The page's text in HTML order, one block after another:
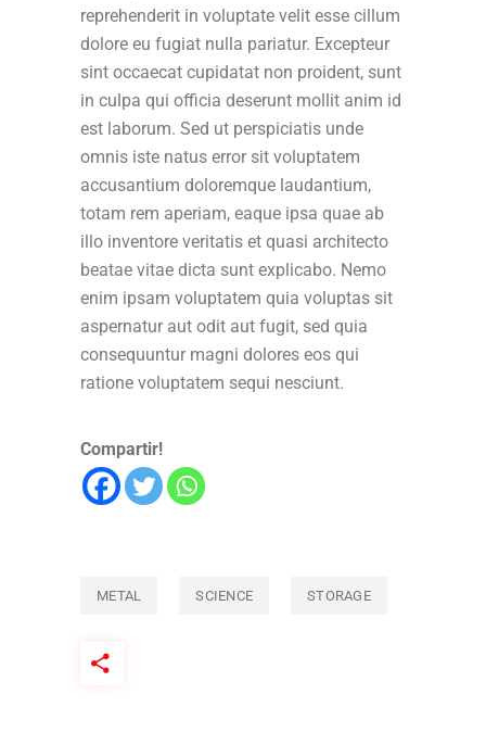
reprehenderit in voluptate velit esse cillum
dolore eu fugiat nulla pariatur. Excepteur
sint occaecat cupidatat non proident, sunt
in culpa qui officia deserunt mollit anim id
est laborum. Sed ut perspiciatis unde
omnis iste natus error sit voluptatem
accusantium doloremque laudantium,
totam rem aperiam, eaque ipsa quae ab
illo inventore veritatis et quasi architecto
beatae vitae dicta sunt explicabo. Nemo
enim ipsam voluptatem quia voluptas sit
aspernatur aut odit aut fugit, sed quia
consequuntur magni dolores eos qui
ratione voluptatem sequi nesciunt.
Compartir!
METAL SCIENCE STORAGE